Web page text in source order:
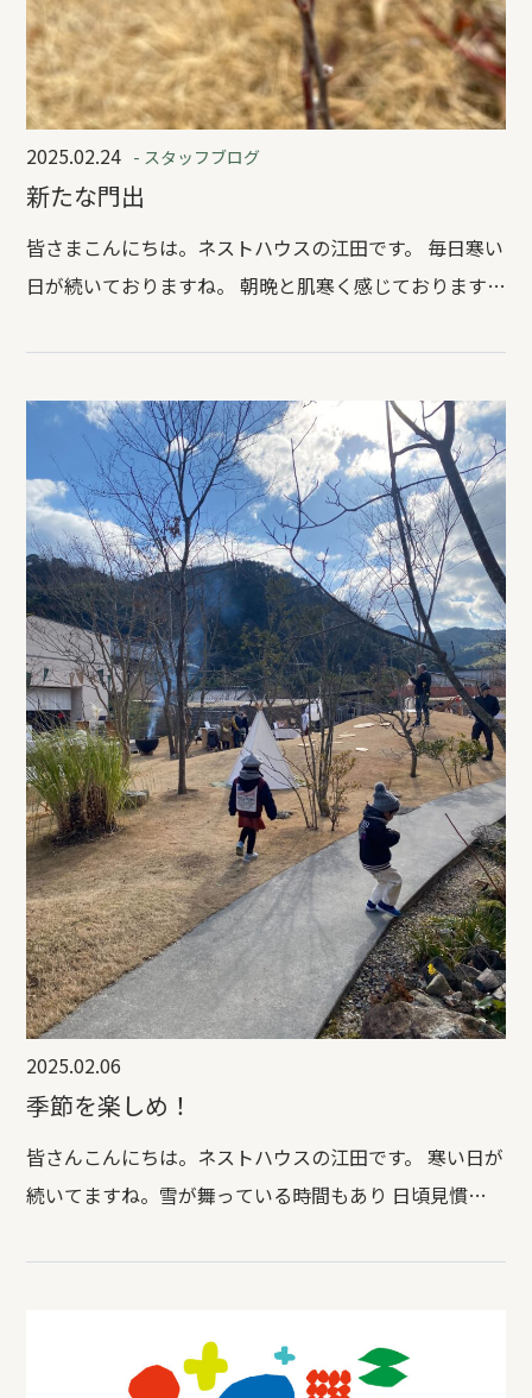
2025.02.24 - スタッフブログ
新たな門出
皆さまこんにちは。ネストハウスの江田です。 毎日寒い
日が続いておりますね。 朝晩と肌寒く感じております。
さいませ。 さて、２月も終盤に入りましたね。 時期と
して受験生の方は試験があったり、確定申告をそろそろ
準備という方も多いのかと思います。
2025.02.06
季節を楽しめ！
皆さんこんにちは。ネストハウスの江田です。 寒い日が
続いてますね。雪が舞っている時間もあり 日頃見慣れ